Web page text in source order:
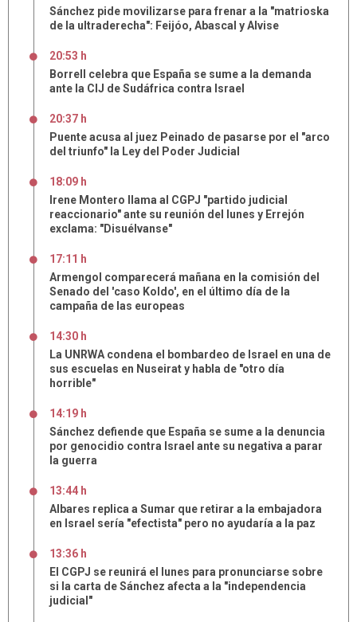
Sánchez pide movilizarse para frenar a la "matrioska
de la ultraderecha": Feijóo, Abascal y Alvise
20:53 h
Borrell celebra que España se sume a la demanda
ante la CIJ de Sudáfrica contra Israel
20:37 h
Puente acusa al juez Peinado de pasarse por el "arco
del triunfo" la Ley del Poder Judicial
18:09 h
Irene Montero llama al CGPJ "partido judicial
reaccionario" ante su reunión del lunes y Errejón
exclama: "Disuélvanse"
17:11 h
Armengol comparecerá mañana en la comisión del
Senado del 'caso Koldo', en el último día de la
campaña de las europeas
14:30 h
La UNRWA condena el bombardeo de Israel en una de
sus escuelas en Nuseirat y habla de "otro día
horrible"
14:19 h
Sánchez defiende que España se sume a la denuncia
por genocidio contra Israel ante su negativa a parar
la guerra
13:44 h
Albares replica a Sumar que retirar a la embajadora
en Israel sería "efectista" pero no ayudaría a la paz
13:36 h
El CGPJ se reunirá el lunes para pronunciarse sobre
si la carta de Sánchez afecta a la "independencia
judicial"